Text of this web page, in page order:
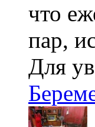
что
пар,
Для